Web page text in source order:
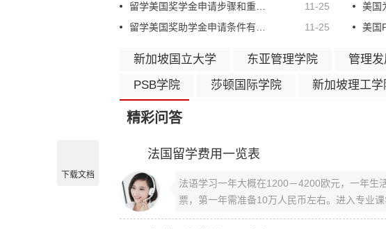
11-25
11-25
新加坡国立大学 东亚管理学院 管理
PSB学院
莎顿国际学院 新加坡理工学
管理大学
新加坡南洋理工学院
新加坡哈福特学院
新加坡亚太管理学院和
精彩问答
法国留学费用一览表
法语学习一年大概在1200－4200欧元，一年生
票，第一年需准备10万人民币左右。进入专业课
下载文档